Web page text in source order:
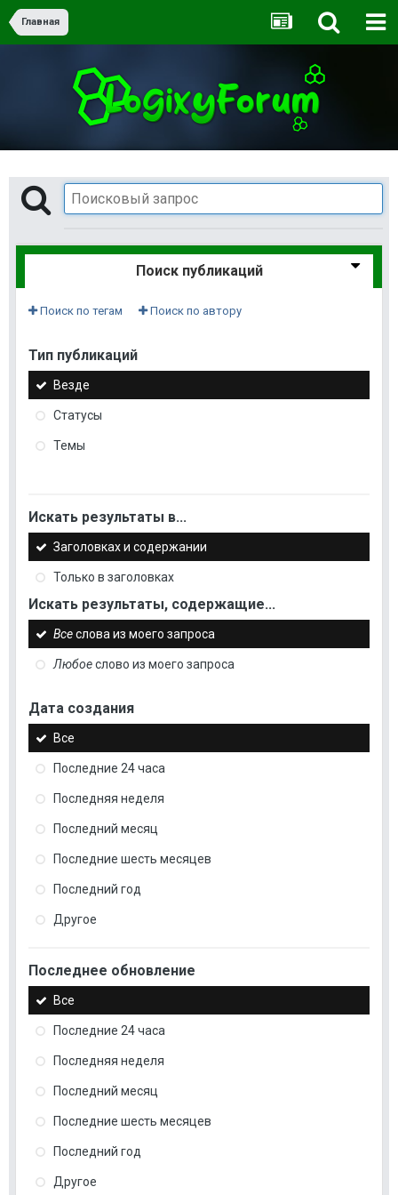
Главная
Поиск публикаций
Поиск по тегам Поиск по автору
Тип публикаций
Везде
Статусы
Темы
Искать результаты в...
Заголовках и содержании
Только в заголовках
Искать результаты, содержащие...
Всеслова из моего запроса
Любоеслово из моего запроса
Дата создания
Все
Последние 24 часа
Последняя неделя
Последний месяц
Последние шесть месяцев
Последний год
Другое
Последнее обновление
Все
Последние 24 часа
Последняя неделя
Последний месяц
Последние шесть месяцев
Последний год
Другое